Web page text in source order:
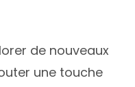
de nouveaux
une touche